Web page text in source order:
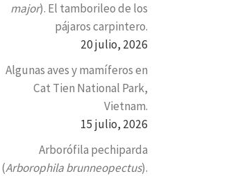
major). El tamborileo de los
pájaros carpintero.
20 julio, 2026
Algunas aves y mamíferos en
Cat Tien National Park,
Vietnam.
15 julio, 2026
Arborófila pechiparda
(Arborophila brunneopectus).